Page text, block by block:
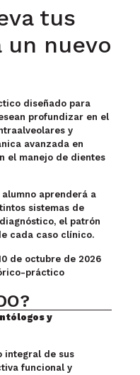
tus
nuevo
diseñado para
profundizar en el
y
avanzada en
el manejo de dientes
aprenderá a
sistemas de
el patrón
cada caso clínico.
de octubre de 2026
práctico
y
integral de sus
funcional y